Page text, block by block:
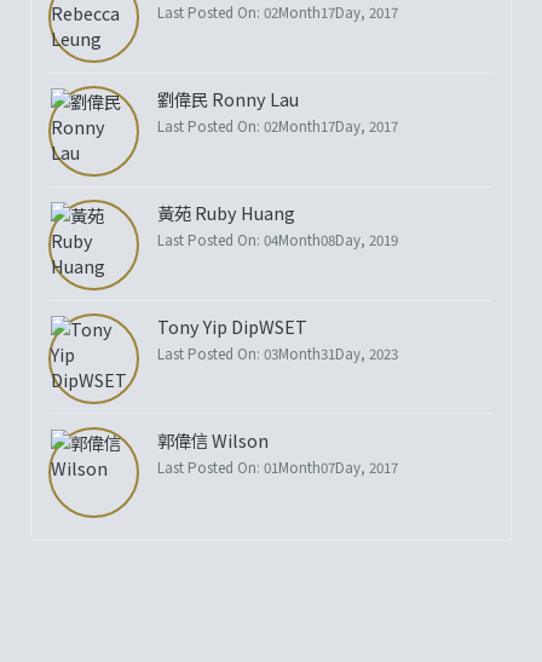
Last Posted On: 02Month17Day, 2017
劉偉民 Ronny Lau
Last Posted On: 02Month17Day, 2017
黃苑 Ruby Huang
Last Posted On: 04Month08Day, 2019
Tony Yip DipWSET
Last Posted On: 03Month31Day, 2023
郭偉信 Wilson
Last Posted On: 01Month07Day, 2017